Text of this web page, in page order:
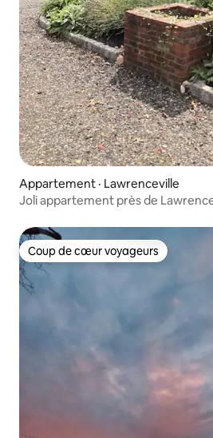
Appartement · Lawrenceville
Joli appartement près de
Coup de cœur voyageurs
Coup de cœur voyageurs